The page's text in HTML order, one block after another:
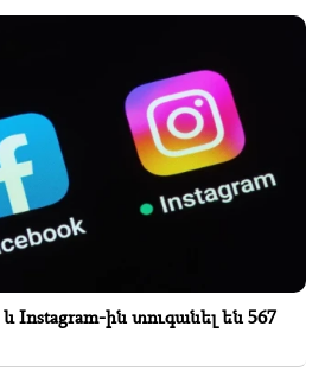
Կարապետյան
Նաթան սրբազանը՝
մասին
և Instagram-ին տուգանել են
է 16 միլիոն ռուբլու
Հայաստան
Instagram-ին տուգանել են 567